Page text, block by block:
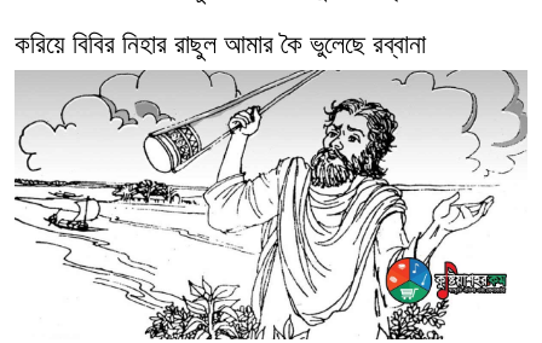
করিয়ে বিবির নিহার রাছুল আমার কৈ ভুলেছে রব্বানা